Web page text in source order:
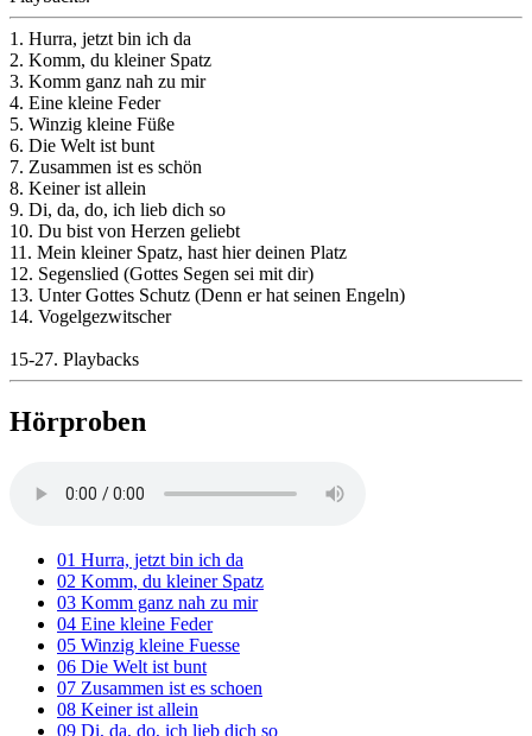
1. Hurra, jetzt bin ich da
2. Komm, du kleiner Spatz
3. Komm ganz nah zu mir
4. Eine kleine Feder
5. Winzig kleine Füße
6. Die Welt ist bunt
7. Zusammen ist es schön
8. Keiner ist allein
9. Di, da, do, ich lieb dich so
10. Du bist von Herzen geliebt
11. Mein kleiner Spatz, hast hier deinen Platz
12. Segenslied (Gottes Segen sei mit dir)
13. Unter Gottes Schutz (Denn er hat seinen Engeln)
14. Vogelgezwitscher
15-27. Playbacks
Hörproben
01 Hurra, jetzt bin ich da
02 Komm, du kleiner Spatz
03 Komm ganz nah zu mir
04 Eine kleine Feder
05 Winzig kleine Fuesse
06 Die Welt ist bunt
07 Zusammen ist es schoen
08 Keiner ist allein
09 Di, da, do, ich lieb dich so